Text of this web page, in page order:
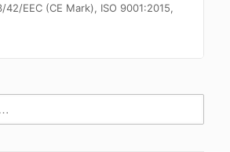
42/EEC (CE Mark), ISO 9001:2015,